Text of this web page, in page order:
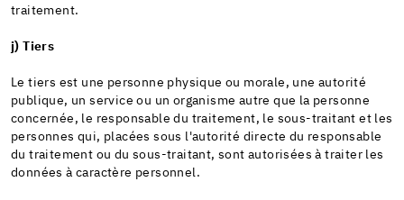
traitement.
j) Τiers
Le tiers est une personne physique ou morale, une autorité
publique, un service ou un organisme autre que la personne
concernée, le responsable du traitement, le sous-traitant et les
personnes qui, placées sous l'autorité directe du responsable
du traitement ou du sous-traitant, sont autorisées à traiter les
données à caractère personnel.